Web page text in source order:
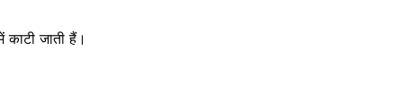
जाती हैं।